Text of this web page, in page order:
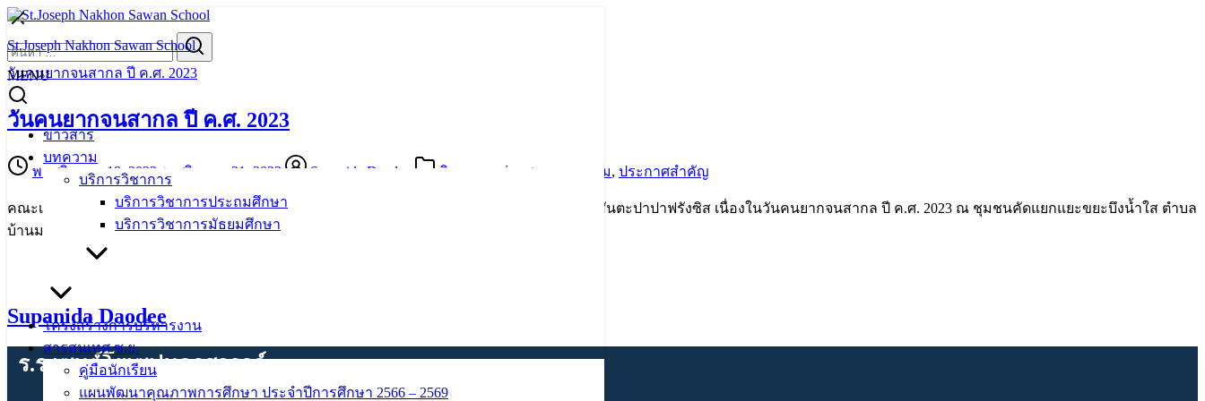
Skip
content
St.Joseph Nakhon Sawan School
MENU
ข่าวสาร
บทความ
บริการวิชาการ
บริการวิชาการประถมศึกษา
บริการวิชาการมัธยมศึกษา
โครงสร้างการบริหารงาน
สารสนเทศ ซ.ย.
คู่มือนักเรียน
แผนพัฒนาคุณภาพการศึกษา ประจำปีการศึกษา 2566 – 2569
Search
for:
วันคนยากจนสากล ปี ค.ศ. 2023
วันคนยากจนสากล ปี ค.ศ. 2023
พฤศจิกายน 19, 2023 พฤศจิกายน 21, 2023 Supanida Daodee กิจกรรม ข่าวสาร บทความ, ประกาศสำคัญ
คณะเซอร์ ครู บุคลากร ผู้ปกครอง และนักเรียน น้อมรับและสนองตอบพระประสงค์ของสมเด็จพระสันตะปาปาฟรังซิส เนื่องในวันคนยากจนสากล ปี ค.ศ. 2023 ณ ชุมชนคัดแยกแยะขยะบึงน้ำใส ตำบล
บ้านมะเกลือ อำเภอเมืองนครสวรรค์ จังหวัดนครสวรรค์
Supanida Daodee
ร.ร.เซนต์โยเซฟนครสวรรค์